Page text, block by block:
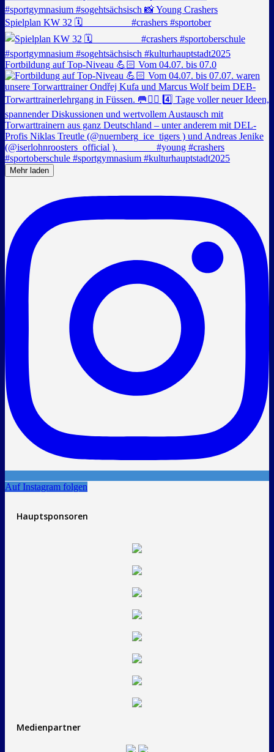
Spielplan KW 32 🗓️ _________ #crashers #sportober
Fortbildung auf Top-Niveau 💪🏻 Vom 04.07. bis 07.0
Mehr laden
Auf Instagram folgen
Hauptsponsoren
Medienpartner